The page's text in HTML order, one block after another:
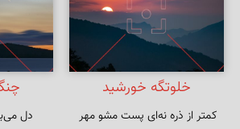
خلوتگه خورشید
کمتر از ذره نه‌ای پست مشو مهر